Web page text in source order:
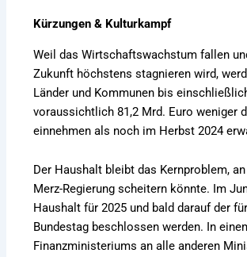
Kürzungen & Kulturkampf
Weil das Wirtschaftswachstum fallen
Zukunft höchstens stagnieren wird,
Länder und Kommunen bis
voraussichtlich 81,2 Mrd. Euro weniger
einnehmen als noch im Herbst 2024
Der Haushalt bleibt das Kernproblem,
Merz-Regierung scheitern könnte. Im
Haushalt für 2025 und bald darauf der
Bundestag beschlossen werden. In
Finanzministeriums an alle anderen